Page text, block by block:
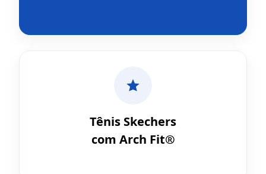
Tênis Skechers
com Arch Fit®